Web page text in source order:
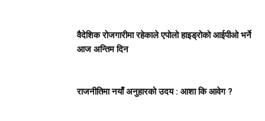
वैदेशिक रोजगारीमा रहेकाले एपोलो हाइड्रोको आईपीओ भर्ने
आज अन्तिम दिन
राजनीतिमा नयाँ अनुहारको उदय : आशा कि आवेग ?